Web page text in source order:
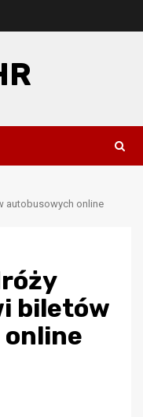
autobusowych online
biletów